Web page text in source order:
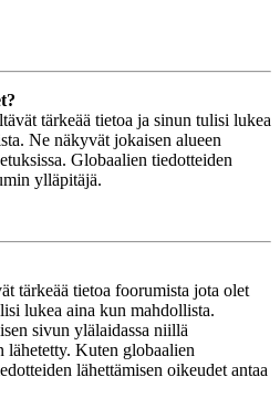
tärkeää tietoa ja sinun tulisi lukea
Ne näkyvät jokaisen alueen
Globaalien tiedotteiden
ylläpitäjä.
tärkeää tietoa foorumista jota olet
lukea aina kun mahdollista.
sivun ylälaidassa niillä
Kuten globaalien
lähettämisen oikeudet antaa